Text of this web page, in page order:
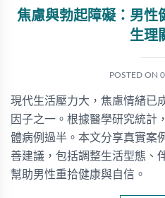
焦慮與勃起障礙：男性
生理
POSTED ON
現代生活壓力大，焦慮情緒已
因子之一。根據醫學研究統計
體病例過半。本文分享真實案
善建議，包括調整生活型態、
幫助男性重拾健康與自信。